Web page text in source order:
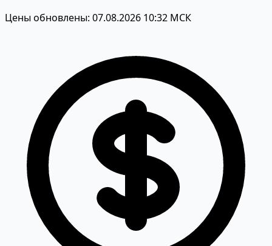
Цены обновлены: 07.08.2026 10:32 МСК